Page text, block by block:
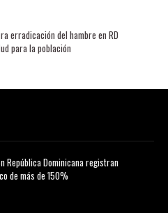
erradicación del hambre en RD
para la población
República Dominicana registran
de más de 150%